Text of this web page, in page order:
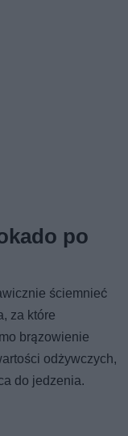
po
ściemnieć
za które
brązowienie
odżywczych,
do jedzenia.